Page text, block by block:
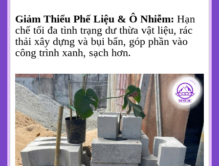
Giảm Thiểu Phế Liệu & Ô Nhiễm: Hạn
chế tối đa tình trạng dư thừa vật liệu, rác
thải xây dựng và bụi bẩn, góp phần vào
công trình xanh, sạch hơn.